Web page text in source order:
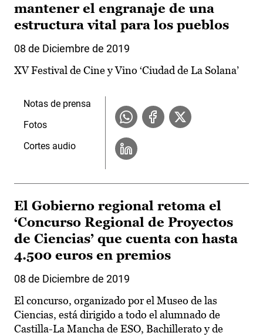
mantener el engranaje de una
estructura vital para los pueblos
08 de Diciembre de 2019
XV Festival de Cine y Vino ‘Ciudad de La Solana’
Notas de prensa
Fotos
Cortes audio
El Gobierno regional retoma el
‘Concurso Regional de Proyectos
de Ciencias’ que cuenta con hasta
4.500 euros en premios
08 de Diciembre de 2019
El concurso, organizado por el Museo de las
Ciencias, está dirigido a todo el alumnado de
Castilla-La Mancha de ESO, Bachillerato y de